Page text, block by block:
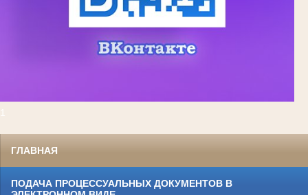
ГЛАВНАЯ
ПОДАЧА ПРОЦЕССУАЛЬНЫХ ДОКУМЕНТОВ В